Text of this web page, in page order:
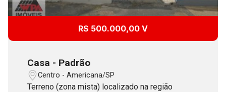
R$ 500.000,00 V
Casa - Padrão
Centro - Americana/SP
Terreno (zona mista) localizado na região